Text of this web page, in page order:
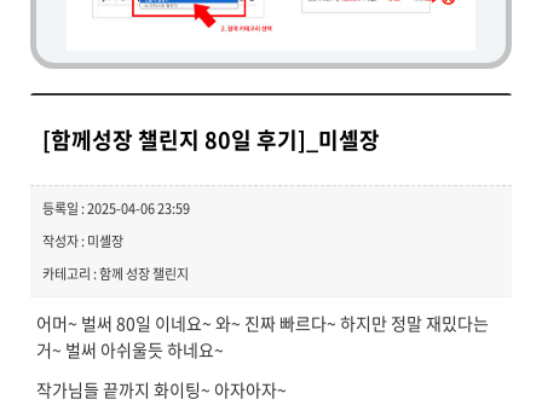
[함께성장 챌린지 80일 후기]_미셸장
등록일 : 2025-04-06 23:59
작성자 : 미셸장
카테고리 : 함께 성장 챌린지
어머~ 벌써 80일 이네요~ 와~ 진짜 빠르다~ 하지만 정말 재밌다는
거~ 벌써 아쉬울듯 하네요~
작가님들 끝까지 화이팅~ 아자아자~